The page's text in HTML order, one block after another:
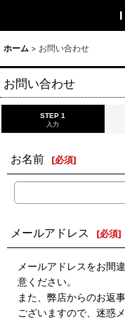
ホーム > お問い合わせ
お問い合わせ
STEP 1
入力
お名前 [必須]
メールアドレス [必須]
メールアドレスをお間
意ください。
また、弊店からのお返
ございますので、迷惑